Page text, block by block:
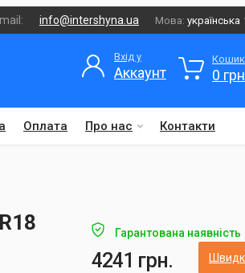
info@intershyna.ua Мова: українська
Оплата Про нас Контакти
Вхід у
Аккаунт
Кошик
0
Гарантована наявність
4241 грн.